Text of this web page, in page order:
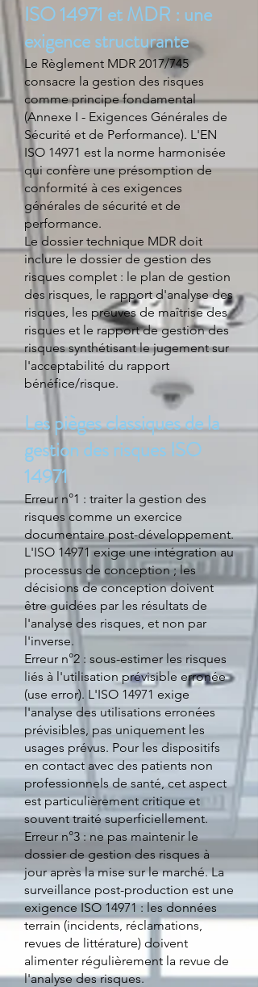
ISO 14971 et MDR : une
exigence structurante
Le Règlement MDR 2017/745
consacre la gestion des risques
comme principe fondamental
(Annexe I - Exigences Générales de
Sécurité et de Performance). L'EN
ISO 14971 est la norme harmonisée
qui confère une présomption de
conformité à ces exigences
générales de sécurité et de
performance.
Le dossier technique MDR doit
inclure le dossier de gestion des
risques complet : le plan de gestion
des risques, le rapport d'analyse des
risques, les preuves de maîtrise des
risques et le rapport de gestion des
risques synthétisant le jugement sur
l'acceptabilité du rapport
bénéfice/risque.
Les pièges classiques de la
gestion des risques ISO
14971
Erreur n°1 : traiter la gestion des
risques comme un exercice
documentaire post-développement.
L'ISO 14971 exige une intégration au
processus de conception ; les
décisions de conception doivent
être guidées par les résultats de
l'analyse des risques, et non par
l'inverse.
Erreur n°2 : sous-estimer les risques
liés à l'utilisation prévisible erronée
(use error). L'ISO 14971 exige
l'analyse des utilisations erronées
prévisibles, pas uniquement les
usages prévus. Pour les dispositifs
en contact avec des patients non
professionnels de santé, cet aspect
est particulièrement critique et
souvent traité superficiellement.
Erreur n°3 : ne pas maintenir le
dossier de gestion des risques à
jour après la mise sur le marché. La
surveillance post-production est une
exigence ISO 14971 : les données
terrain (incidents, réclamations,
revues de littérature) doivent
alimenter régulièrement la revue de
l'analyse des risques.